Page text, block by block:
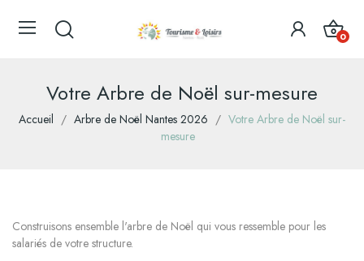
0
Votre Arbre de Noël sur-mesure
Accueil Arbre de Noël Nantes 2026
Votre Arbre de Noël sur-
mesure
Construisons ensemble l'arbre de Noël qui vous ressemble pour les
salariés de votre structure.